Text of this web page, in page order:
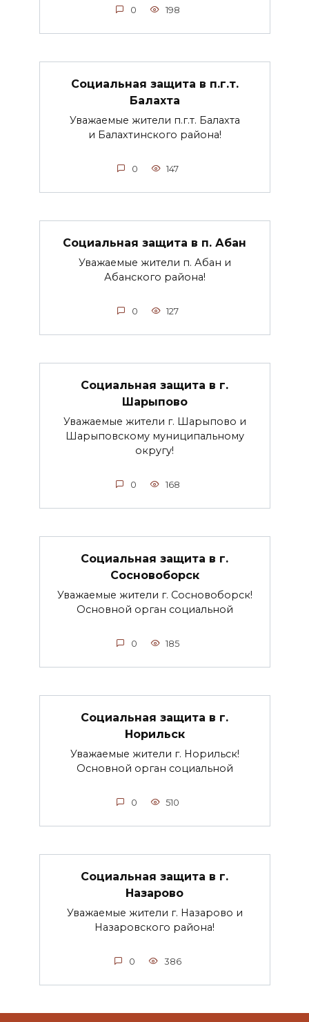
0 198
Социальная защита в п.г.т.
Балахта
Уважаемые жители п.г.т. Балахта
и Балахтинского района!
0 147
Социальная защита в п. Абан
Уважаемые жители п. Абан и
Абанского района!
0 127
Социальная защита в г.
Шарыпово
Уважаемые жители г. Шарыпово и
Шарыповскому муниципальному
округу!
0 168
Социальная защита в г.
Сосновоборск
Уважаемые жители г. Сосновоборск!
Основной орган социальной
0 185
Социальная защита в г.
Норильск
Уважаемые жители г. Норильск!
Основной орган социальной
0 510
Социальная защита в г.
Назарово
Уважаемые жители г. Назарово и
Назаровского района!
0 386